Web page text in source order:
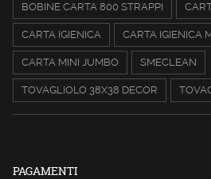
BOBINE CARTA 800 STRAPPI
CARTA IGIENICA CARTA IGIENICA
CARTA MINI JUMBO SMECLEAN
TOVAGLIOLO 38X38 DECOR
PAGAMENTI